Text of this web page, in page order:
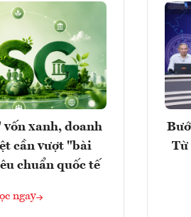
xanh, doanh
cần vượt "bài
chuẩn quốc tế
ngay
Từ